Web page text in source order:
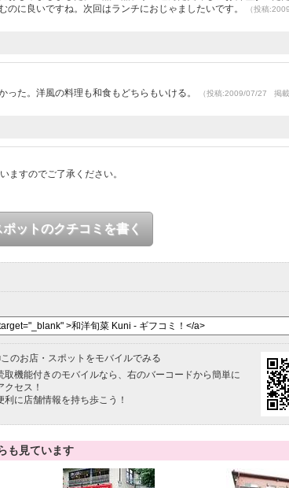
に良いですね。次回はランチにおじゃましたいです。
（投稿
た。洋風の料理も和食もどちらもいける。
（投稿:2009/07/27 掲載
ますのでご了承ください。
ットのクチコミを書く
このお店・スポットをモバイルでみる
取機能付きのモバイルなら、右のバーコードから簡単に
クセス！
利に店舗情報を持ち歩こう！
も見ています